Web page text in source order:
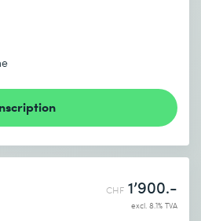
modèles architecturaux,
CHF 1’900.-
excl. 8.1% TVA